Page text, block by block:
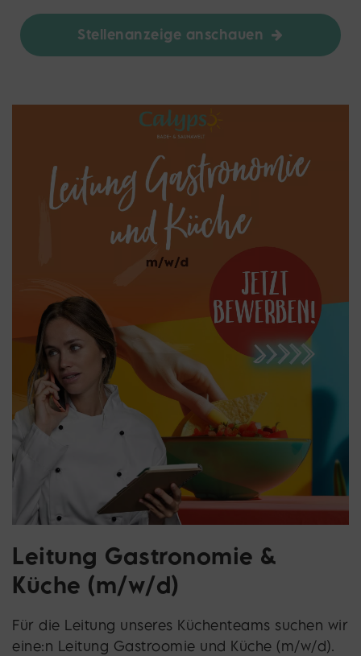
Stellenanzeige anschauen
Leitung Gastronomie &
Küche (m/w/d)
Für die Leitung unseres Küchenteams suchen wir
eine:n Leitung Gastroomie und Küche (m/w/d).